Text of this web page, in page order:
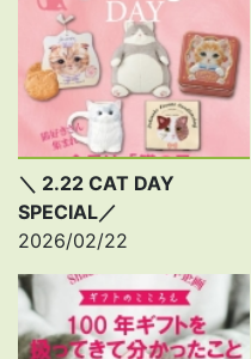
＼ 2.22 CAT DAY
SPECIAL／
2026/02/22